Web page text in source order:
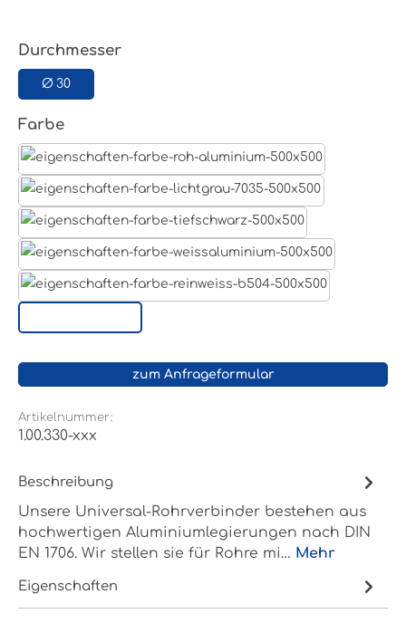
Durchmesserauswählen
Ø 30
Farbeauswählen
Weißaluminium- RAL 9006
zum Anfrageformular
Artikelnummer:
1.00.330-xxx
Beschreibung
Unsere Universal-Rohrverbinder bestehen aus
hochwertigen Aluminiumlegierungen nach DIN
EN 1706. Wir stellen sie für Rohre mi… Mehr
Eigenschaften